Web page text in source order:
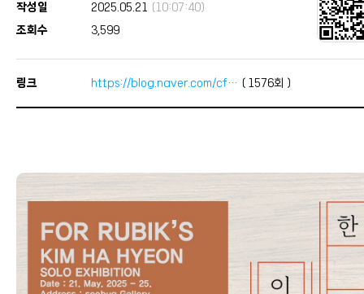
작성일
2025.05.21
(10:07:40)
조회수
3,599
링크 https://blog.naver.com/cf… ( 1576회 )